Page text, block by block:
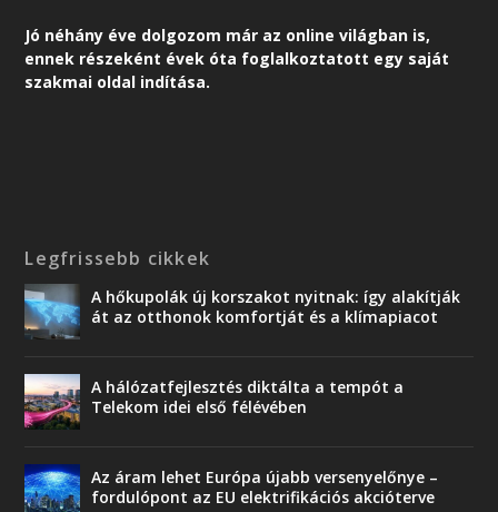
Jó néhány éve dolgozom már az online világban is,
ennek részeként évek óta foglalkoztatott egy saját
szakmai oldal indítása.
Legfrissebb cikkek
A hőkupolák új korszakot nyitnak: így alakítják
át az otthonok komfortját és a klímapiacot
A hálózatfejlesztés diktálta a tempót a
Telekom idei első félévében
Az áram lehet Európa újabb versenyelőnye –
fordulópont az EU elektrifikációs akcióterve